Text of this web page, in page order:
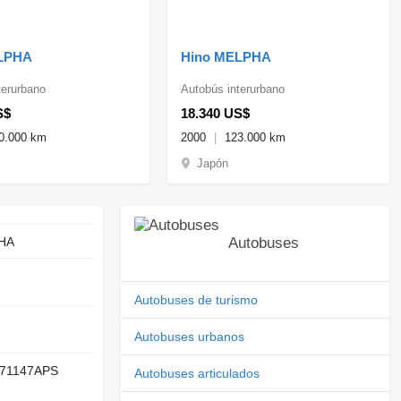
km
Hino MELPHA
18.340 US$
Autobús interurbano
2000
123.000 km
Japón
Autobuses
Autobuses de turismo
Autobuses urbanos
Autobuses articulados